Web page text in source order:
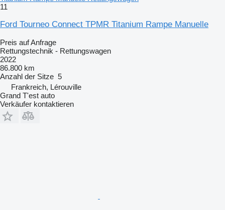
11
Ford Tourneo Connect TPMR Titanium Rampe Manuelle
Preis auf Anfrage
Rettungstechnik - Rettungswagen
2022
86.800 km
Anzahl der Sitze 5
Frankreich, Lérouville
Grand T'est auto
Verkäufer kontaktieren